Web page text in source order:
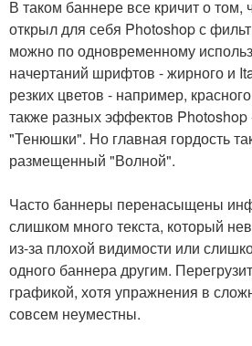
В таком баннере все кричит о том,
открыл для себя Photoshop с
можно по одновременному
начертаний шрифтов - жирного и
резких цветов - например,
также разных эффектов Photoshop
"Тенюшки". Но главная гордость
размещенный "Волной".
Часто баннеры перенасыщены
слишком много текста, который
из-за плохой видимости или
одного баннера другим.
графикой, хотя упражнения в
совсем неуместны.